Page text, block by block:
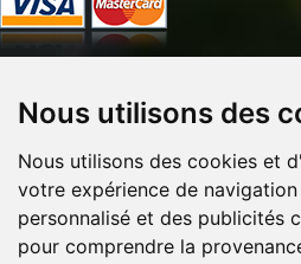
Nous utilisons des
Nous utilisons des cookies et
votre expérience de
personnalisé et des publicités
pour comprendre la